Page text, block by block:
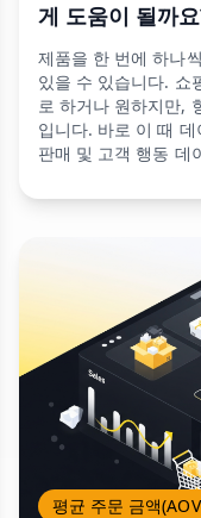
게 도움이 될까
제품을 한 번에 하나
있을 수 있습니다. 쇼
로 하거나 원하지만,
입니다. 바로 이 때
판매 및 고객 행동 데
평균 주문 금액